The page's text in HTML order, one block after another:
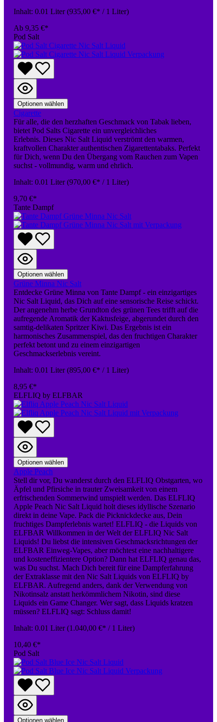
Inhalt: 0.01 Liter(935,00 €* / 1 Liter)
Ab 9,35 €*
Pod Salt
Optionen wählen
Cigarette
Für alle, die den herzhaften Geschmack von Tabak lieben,
bietet Pod Salts Cigarette ein unvergleichliches
Erlebnis. Dieses Nic Salt Liquid verströmt den warmen,
kraftvollen Charakter authentischen Zigarettentabaks. Perfekt
für Dich, wenn Du den Übergang vom Rauchen zum Vapen
suchst - vollmundig, warm und ehrlich.
Inhalt: 0.01 Liter(970,00 €* / 1 Liter)
9,70 €*
Tante Dampf
Optionen wählen
Grüne Minna Nic Salt
Entdecke Grüne Minna von Tante Dampf - ein einzigartiges
Nic Salt Liquid, das Dich auf eine sensorische Reise schickt.
Der angenehm herbe Grundton des grünen Tees trifft auf die
aufregende Aromatik der Kaktusfeige, abgerundet durch den
samtig-delikaten Spritzer Kiwi. Das Ergebnis ist ein
harmonisches Zusammenspiel, das den fruchtigen Charakter
perfekt betont und zu einem einzigartigen
Geschmackserlebnis vereint.
Inhalt: 0.01 Liter(895,00 €* / 1 Liter)
8,95 €*
ELFLIQ by ELFBAR
Optionen wählen
Apple Peach
Stell dir vor, Du wanderst durch den ELFLIQ Obstgarten, wo
Äpfel und Pfirsiche in trauter Zweisamkeit von einem
erfrischenden Sommerwind umspielt werden. Das ELFLIQ
Apple Peach Nic Salt Liquid holt dieses idyllische Szenario
direkt in deine Vape. Pack die Picknickdecke aus, Dein
fruchtiges Dampferlebnis wartet! ELFLIQ - die Liquids von
ELFBAR Willkommen in der Welt der ELFLIQ Nic Salt
Liquids! Du liebst die intensiven Geschmacksrichtungen der
ELFBAR Einweg-Vapes, aber möchtest eine nachhaltigere
und kosteneffizientere Option? Dann hat ELFLIQ genau das,
was Du suchst. Mach Dich bereit für eine Dampferfahrung
der Extraklasse mit den Nic Salt Liquids von ELFLIQ by
ELFBAR. Aufregend anders, dank der Verwendung von
Nikotinsalz anstatt herkömmlichem Nikotin, sind diese
Liquids ein Game Changer. Wer sagt, dass Liquids kratzen
müssen? ELFLIQ sagt: Schluss damit!
Inhalt: 0.01 Liter(1.040,00 €* / 1 Liter)
10,40 €*
Pod Salt
Optionen wählen